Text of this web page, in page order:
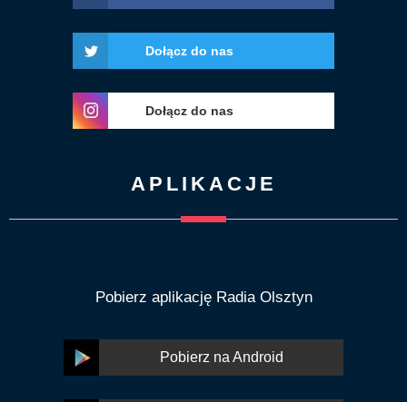
Dołącz do nas
Dołącz do nas
APLIKACJE
Pobierz aplikację Radia Olsztyn
Pobierz na Android